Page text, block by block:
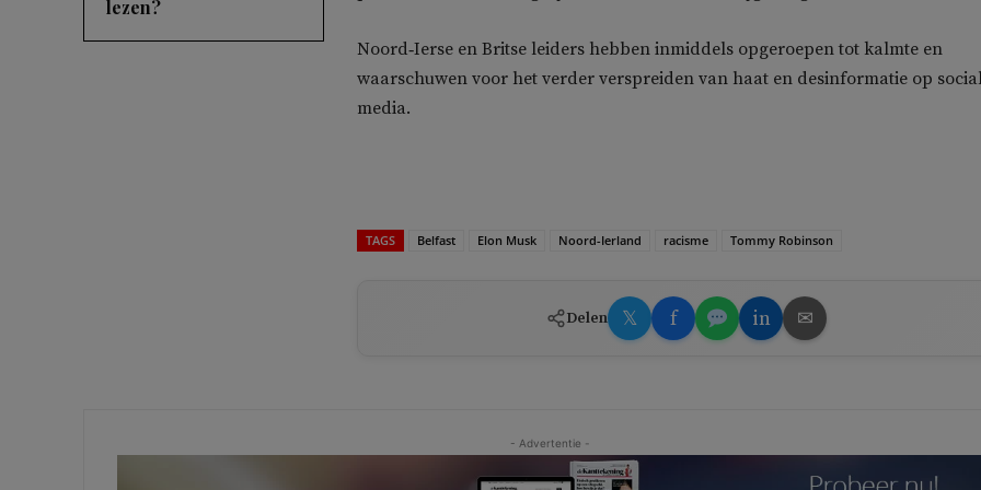
lezen?
Noord‑Ierse en Britse leiders hebben inmiddels opgeroepen tot kalmte en
waarschuwen voor het verder verspreiden van haat en desinformatie op
media.
TAGS Belfast Elon Musk Noord-Ierland racisme Tommy Robinson
Delen 𝕏 f in ✉
- Advertentie -